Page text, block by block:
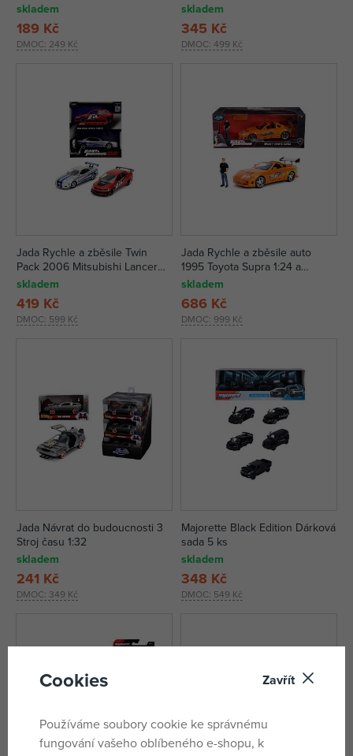
skladem
DMOC: 249 Kč
189 Kč
skladem
DMOC: 499 Kč
345 Kč
Jada Rychle a zběsile Twin
Pack 2006 Mitsubishi Lancer
Evo IX + Brianův 2002 Nissan
Skyline GTR R34
skladem
DMOC: 599 Kč
419 Kč
Jada Rychle a zběsile auto
1995 Toyota Supra 1:24 a
figurka Brian O’Conner
skladem
DMOC: 999 Kč
686 Kč
Jada Návrat do budoucnosti 3
Stroj času 1:32
skladem
DMOC: 349 Kč
241 Kč
Majorette Black Edition Dárková
sada 5 ks
skladem
DMOC: 549 Kč
348 Kč
Cookies Zavřít
Používáme soubory cookie ke správnému
fungování vašeho oblíbeného e-shopu, k